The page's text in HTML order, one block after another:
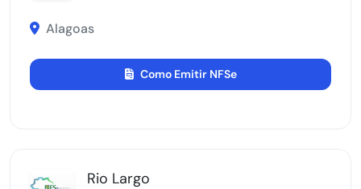
Alagoas
Como Emitir NFSe
Rio Largo